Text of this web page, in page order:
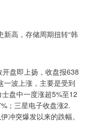
盘即上扬，收盘报638
一波上涨，主要是受到
盘中一度涨超5%至12
；三星电子收盘涨2.
冲突爆发以来的跌幅。